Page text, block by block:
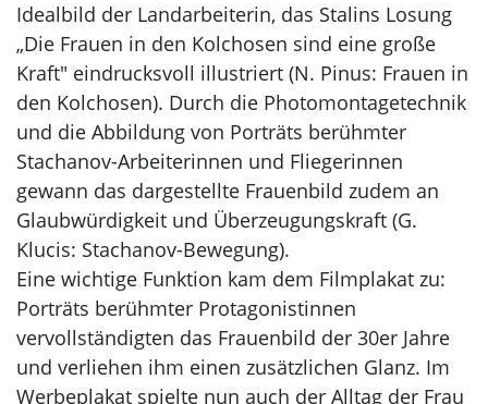
Idealbild der Landarbeiterin, das Stalins Losung
„Die Frauen in den Kolchosen sind eine große
Kraft" eindrucksvoll illustriert (N. Pinus: Frauen in
den Kolchosen). Durch die Photomontagetechnik
und die Abbildung von Porträts berühmter
Stachanov-Arbeiterinnen und Fliegerinnen
gewann das dargestellte Frauenbild zudem an
Glaubwürdigkeit und Überzeugungskraft (G.
Klucis: Stachanov-Bewegung).
Eine wichtige Funktion kam dem Filmplakat zu:
Porträts berühmter Protagonistinnen
vervollständigten das Frauenbild der 30er Jahre
und verliehen ihm einen zusätzlichen Glanz. Im
Werbeplakat spielte nun auch der Alltag der Frau